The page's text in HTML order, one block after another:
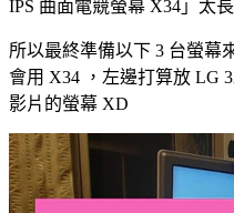
IPS 曲面電競螢幕 X34」太
所以最終準備以下 3 台螢幕
會用 X34 ，左邊打算放 LG
影片的螢幕 XD